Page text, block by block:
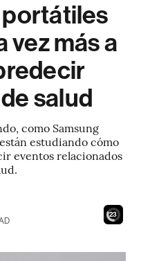
vez más a
salud
como Samsung
estudiando cómo
eventos relacionados
21